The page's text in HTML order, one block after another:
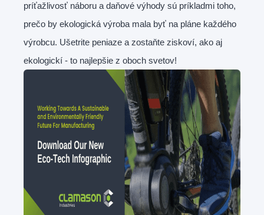
príťažlivosť náboru a daňové výhody sú príkladmi toho,
prečo by ekologická výroba mala byť na pláne každého
výrobcu. Ušetrite peniaze a zostaňte ziskoví, ako aj
ekologickí - to najlepšie z oboch svetov!